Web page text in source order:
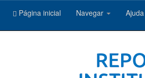
Página inicial Navegar Ajuda